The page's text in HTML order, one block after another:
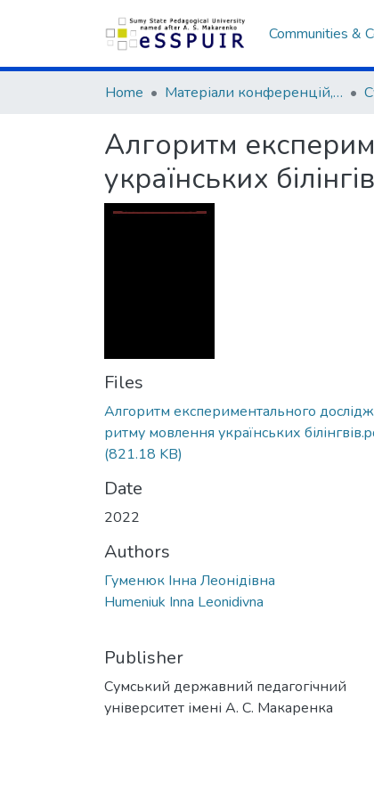
Communities &
Home Матеріали конференцій, семінарів, читань
Алгоритм
українських білінгів
Files
Алгоритм експериментального
ритму мовлення українських
(821.18 KB)
Date
2022
Authors
Гуменюк Інна Леонідівна
Humeniuk Inna Leonidivna
Publisher
Сумський державний педагогічний
університет імені А. С. Макаренка